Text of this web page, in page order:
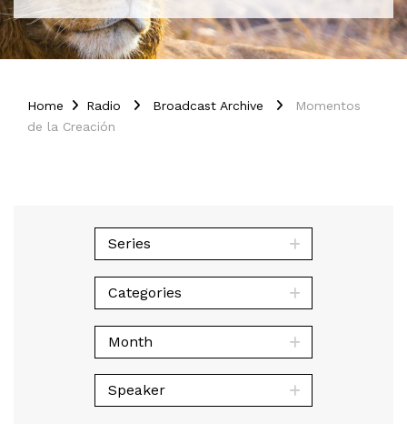
Home Radio Broadcast Archive
Momentos
de la Creación
Series
Categories
Month
Speaker